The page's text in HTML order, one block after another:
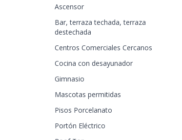
Ascensor
Bar, terraza techada, terraza
destechada
Centros Comerciales Cercanos
Cocina con desayunador
Gimnasio
Mascotas permitidas
Pisos Porcelanato
Portón Eléctrico